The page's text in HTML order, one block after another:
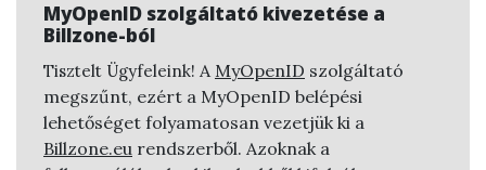
MyOpenID szolgáltató kivezetése a
Billzone-ból
Tisztelt Ügyfeleink! A MyOpenID szolgáltató
megszűnt, ezért a MyOpenID belépési
lehetőséget folyamatosan vezetjük ki a
Billzone.eu rendszerből. Azoknak a